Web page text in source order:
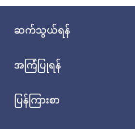
ဆက်သွယ်ရန်
အကြံပြုရန်
ပြန်ကြားစာ